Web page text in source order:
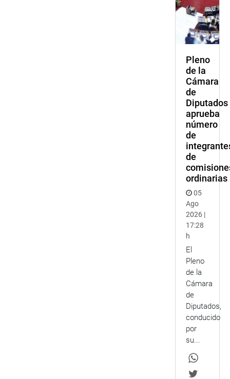
Pleno
de la
Cámara
de
Diputados
aprueba
número
de
de
ordinarias
05
Ago
2026 |
17:28
h
El
Pleno
de la
Cámara
de
Diputados,
conducido
por
su...